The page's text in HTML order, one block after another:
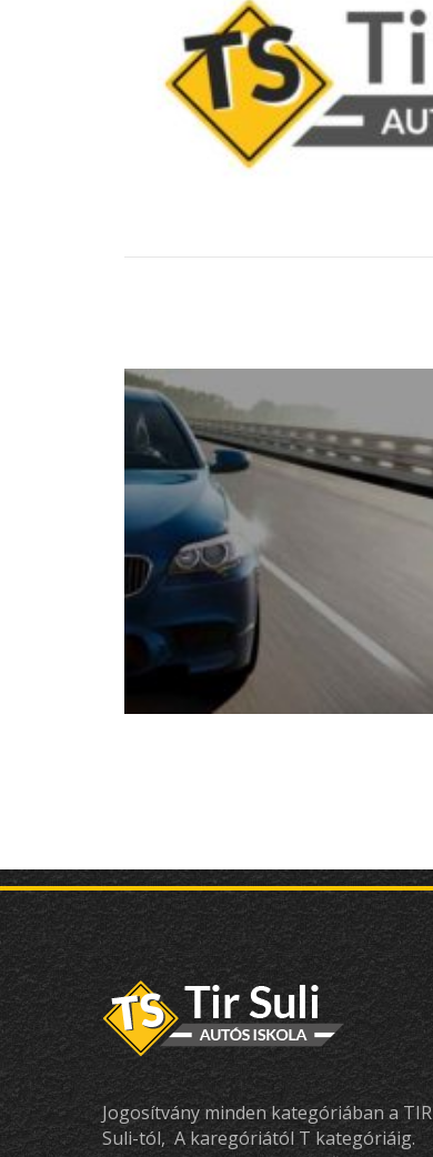
Jogosítvány minden kategóriában a TIR
Suli-tól, A karegóriától T kategóriáig.